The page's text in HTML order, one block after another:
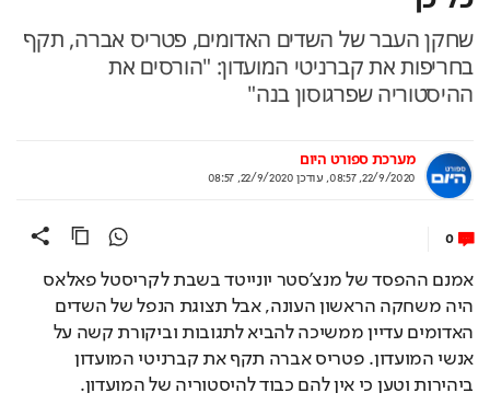
שחקן העבר של השדים האדומים, פטריס אברה, תקף
בחריפות את קברניטי המועדון: "הורסים את
ההיסטוריה שפרגוסון בנה"
מערכת ספורט היום
22/9/2020, 08:57
,עודכן22/9/2020, 08:57
0
אמנם ההפסד של מנצ'סטר יונייטד בשבת לקריסטל פאלאס
היה משחקה הראשון העונה, אבל תצוגת הנפל של השדים
האדומים עדיין ממשיכה להביא לתגובות וביקורת קשה על
אנשי המועדון. פטריס אברה תקף את קברניטי המועדון
ביהירות וטען כי אין להם כבוד להיסטוריה של המועדון.